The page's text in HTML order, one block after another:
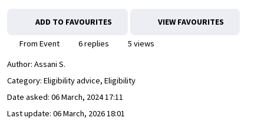
ADD TO FAVOURITES VIEW FAVOURITES
From Event 6 replies
5 views
Author: Assani S.
Category: Eligibility advice, Eligibility
Date asked: 06 March, 2024 17:11
Last update: 06 March, 2026 18:01